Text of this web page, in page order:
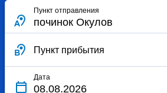
Пункт отправления
Пункт прибытия
Дата